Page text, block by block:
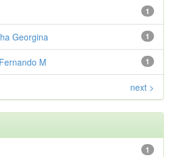
1
1
Georgina
1
M
next >
1